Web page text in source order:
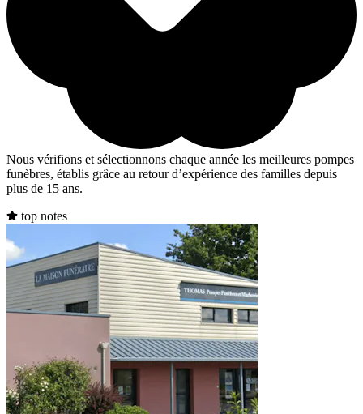
Nous vérifions et sélectionnons chaque année les meilleures pompes
funèbres, établis grâce au retour d’expérience des familles depuis
plus de 15 ans.
top notes